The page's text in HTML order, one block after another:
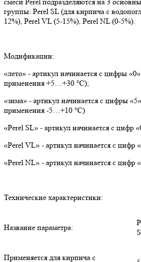
группы: Perel SL (для кирпича с
12%), Perel VL (5-15%), Perel NL (0-5%).
Модификации:
«лето» - артикул начинается с цифры
применения +5…+30 °С);
«зима» - артикул начинается с цифры
применения -5…+10 °С)
«Perel SL» - артикул начинается с цифр
«Perel VL» - артикул начинается с цифр
«Perel NL» - артикул начинается с цифр
Технические характеристики:
Название параметра:
Применяется для кирпича с